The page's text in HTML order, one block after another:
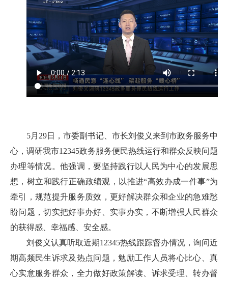
5月29日，市委副书记、市长刘俊义来到市政务服务中
心，调研我市12345政务服务便民热线运行和群众反映问题
办理等情况。他强调，要坚持践行以人民为中心的发展思
想，树立和践行正确政绩观，以推进“高效办成一件事”为
牵引，规范提升服务质效，更好解决群众和企业的急难愁
盼问题，切实把好事办好、实事办实，不断增强人民群众
的获得感、幸福感、安全感。
刘俊义认真听取近期12345热线跟踪督办情况，询问近
期高频民生诉求及热点问题，勉励工作人员将心比心、真
心实意服务群众，全力做好政策解读、诉求受理、转办督